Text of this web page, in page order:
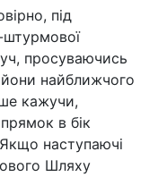
під
штурмової
просуваючись
найближчого
кажучи,
в бік
наступаючі
Шляху